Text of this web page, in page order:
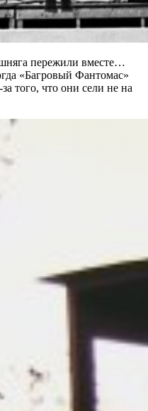
пережили вместе…
«Багровый Фантомас»
того, что они сели не на